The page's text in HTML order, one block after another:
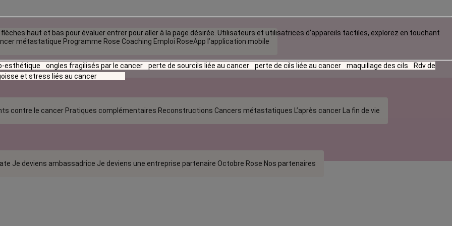
métastatique Programme Rose Coaching Emploi RoseApp l’application mobile
contre le cancer Pratiques complémentaires Reconstructions Cancers métastatiques L’après cancer La fin de vie
Je deviens ambassadrice Je deviens une entreprise partenaire Octobre Rose Nos partenaires
haut et bas pour évaluer entrer pour aller à la page désirée. Utilisateurs et utilisatrices d‘appareils tactiles, explorez en touchant
esthétique ongles fragilisés par le cancer perte de sourcils liée au cancer perte de cils liée au cancer maquillage des cils
Rdv de
et stress liés au cancer